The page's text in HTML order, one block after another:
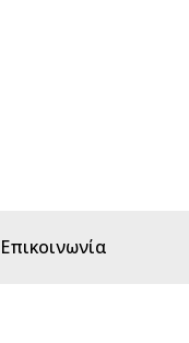
Επικοινωνία